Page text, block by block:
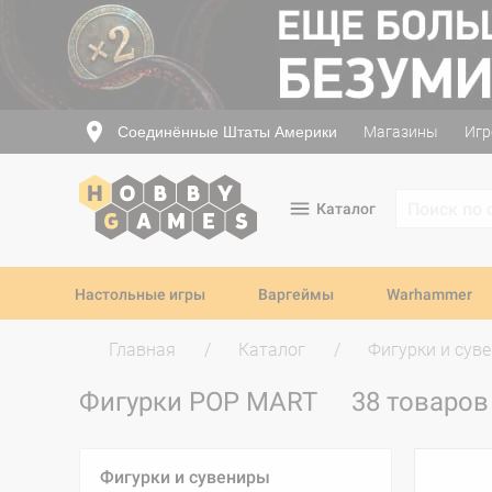
Соединённые Штаты Америки Магазины
Каталог
Настольные игры Варгеймы Warhammer
Главная Каталог Фигурки и
Фигурки POP MART 38 товаров
Фигурки и сувениры